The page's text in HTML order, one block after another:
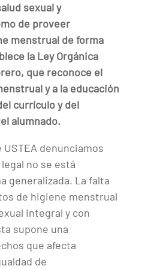
sexual y
de proveer
menstrual de forma
la Ley Orgánica
que reconoce el
y a la educación
currículo y del
alumnado.
denunciamos
no se está
generalizada. La falta
de higiene menstrual
integral y con
supone una
que afecta
de